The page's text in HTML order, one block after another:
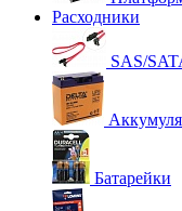
Расходники
SAS/
Батарейки